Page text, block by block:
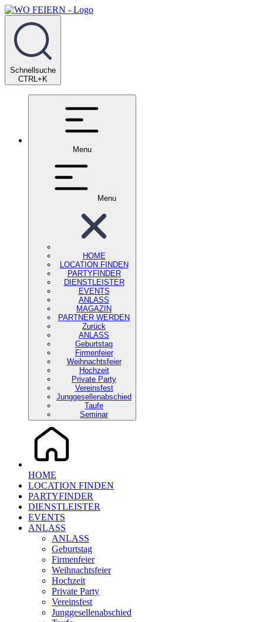
Schnellsuche
CTRL+K
Menu
Menu
HOME
LOCATION FINDEN
PARTYFINDER
DIENSTLEISTER
EVENTS
ANLASS
MAGAZIN
PARTNER WERDEN
Zurück
ANLASS
Geburtstag
Firmenfeier
Weihnachtsfeier
Hochzeit
Private Party
Vereinsfest
Junggesellenabschied
Taufe
Seminar
HOME
LOCATION FINDEN
PARTYFINDER
DIENSTLEISTER
EVENTS
ANLASS
ANLASS
Geburtstag
Firmenfeier
Weihnachtsfeier
Hochzeit
Private Party
Vereinsfest
Junggesellenabschied